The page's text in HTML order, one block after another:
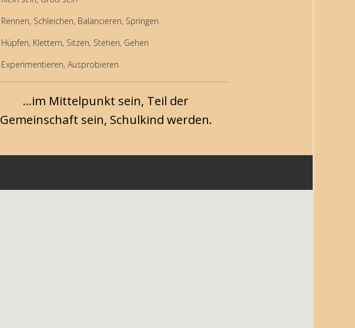
Rennen, Schleichen, Balancieren, Springen
Hüpfen, Klettern, Sitzen, Stehen, Gehen
Experimentieren, Ausprobieren
...im Mittelpunkt sein, Teil der
Gemeinschaft sein, Schulkind werden.